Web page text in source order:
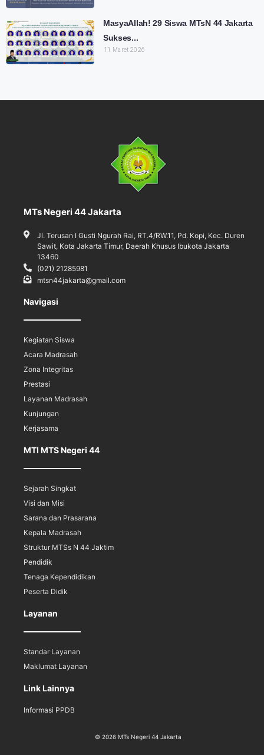
MasyaAllah! 29 Siswa MTsN 44 Jakarta
Sukses...
11 Maret 2026
MTs Negeri 44 Jakarta
Jl. Terusan I Gusti Ngurah Rai, RT.4/RW.11, Pd. Kopi, Kec. Duren
Sawit, Kota Jakarta Timur, Daerah Khusus Ibukota Jakarta
13460
(021) 21285981
mtsn44jakarta@gmail.com
Navigasi
Kegiatan Siswa
Acara Madrasah
Zona Integritas
Prestasi
Layanan Madrasah
Kunjungan
Kerjasama
MTI MTS Negeri 44
Sejarah Singkat
Visi dan Misi
Sarana dan Prasarana
Kepala Madrasah
Struktur MTSs N 44 Jaktim
Pendidik
Tenaga Kependidikan
Peserta Didik
Layanan
Standar Layanan
Maklumat Layanan
Link Lainnya
Informasi PPDB
© 2026 MTs Negeri 44 Jakarta